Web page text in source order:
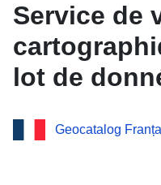
Service de
lot de
SAVASSE
jour SUP
Geocatalog Franța